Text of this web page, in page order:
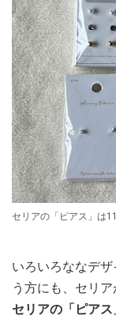
セリアの「ピアス」は
いろいろななデ
う方にも、セリア
セリアの「ピア